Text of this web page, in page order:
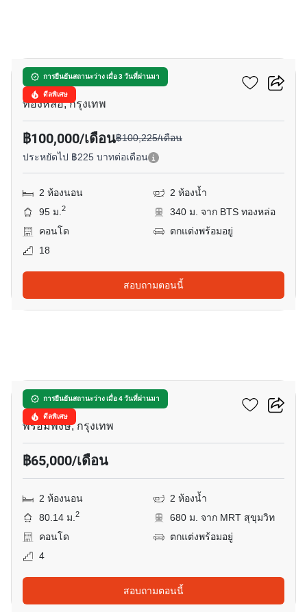
การยืนยันสถานะว่าง เมื่อ 3 วันที่ผ่านมา
ดีลพิเศษ
เดอะ แบงค็อก ทองหล่อ
ทองหล่อ, กรุงเทพ
฿100,000/เดือน฿100,225/เดือน
ประหยัดไป ฿225 บาทต่อเดือน
2 ห้องนอน
2 ห้องน้ำ
95 ม.2
340 ม. จาก BTS ทองหล่อ
คอนโด
ตกแต่งพร้อมอยู่
18
สอบถามตอนนี้
การยืนยันสถานะว่าง เมื่อ 4 วันที่ผ่านมา
ดีลพิเศษ
ฟินน์ สุขุมวิท 31
พร้อมพงษ์, กรุงเทพ
฿65,000/เดือน
2 ห้องนอน
2 ห้องน้ำ
80.14 ม.2
680 ม. จาก MRT สุขุมวิท
คอนโด
ตกแต่งพร้อมอยู่
4
สอบถามตอนนี้